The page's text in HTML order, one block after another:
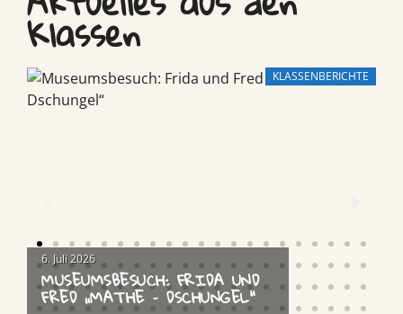
Klassen
KLASSENBERICHTE
6. Juli 2026
MUSEUMSBESUCH: FRIDA UND
FRED „MATHE – DSCHUNGEL“